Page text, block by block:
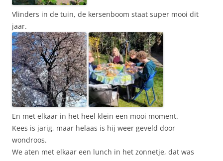
Vlinders in de tuin, de kersenboom staat super mooi dit
jaar.
En met elkaar in het heel klein een mooi moment.
Kees is jarig, maar helaas is hij weer geveld door
wondroos.
We aten met elkaar een lunch in het zonnetje, dat was